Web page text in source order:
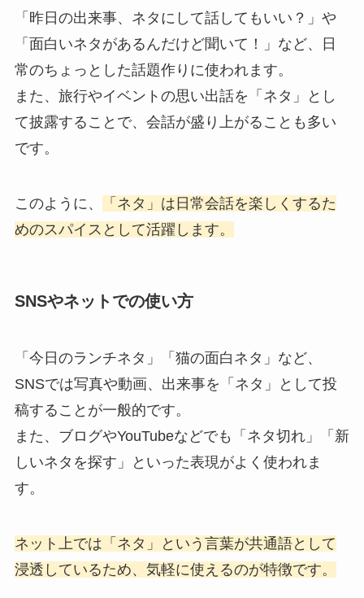
「昨日の出来事、ネタにして話してもいい？」や
「面白いネタがあるんだけど聞いて！」など、日
常のちょっとした話題作りに使われます。
また、旅行やイベントの思い出話を「ネタ」とし
て披露することで、会話が盛り上がることも多い
です。
このように、
「ネタ」は日常会話を楽しくするた
めのスパイスとして活躍します。
SNSやネットでの使い方
「今日のランチネタ」「猫の面白ネタ」など、
SNSでは写真や動画、出来事を「ネタ」として投
稿することが一般的です。
また、ブログやYouTubeなどでも「ネタ切れ」「新
しいネタを探す」といった表現がよく使われま
す。
ネット上では「ネタ」という言葉が共通語として
浸透しているため、気軽に使えるのが特徴です。